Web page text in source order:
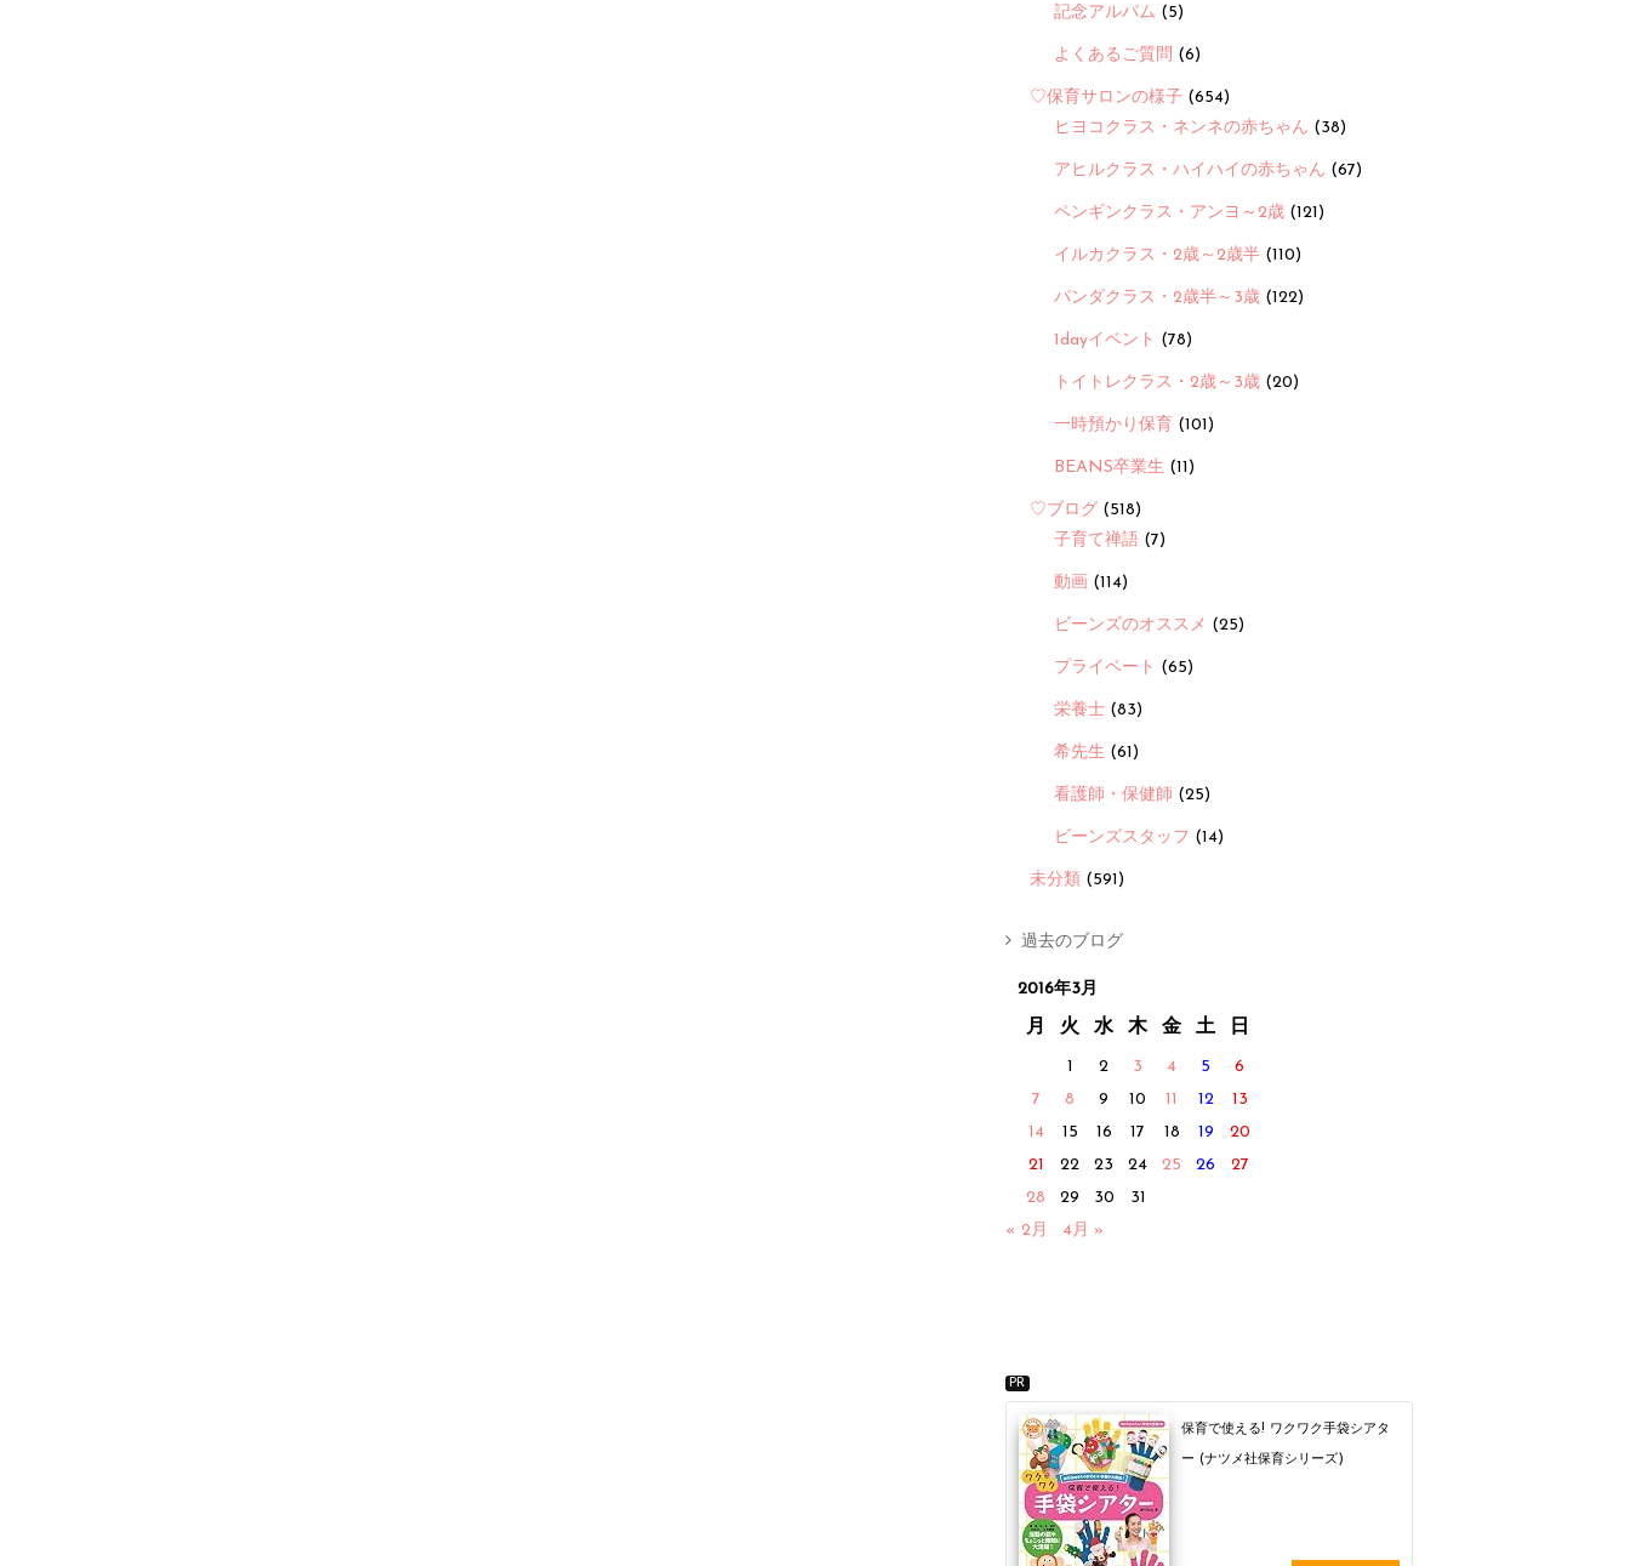
記念アルバム (5)
よくあるご質問 (6)
♡保育サロンの様子 (654)
ヒヨコクラス・ネンネの赤ちゃん (38)
アヒルクラス・ハイハイの赤ちゃん (67)
ペンギンクラス・アンヨ～2歳 (121)
イルカクラス・2歳～2歳半 (110)
パンダクラス・2歳半～3歳 (122)
1dayイベント (78)
トイトレクラス・2歳～3歳 (20)
一時預かり保育 (101)
BEANS卒業生 (11)
♡ブログ (518)
子育て禅語 (7)
動画 (114)
ビーンズのオススメ (25)
プライベート (65)
栄養士 (83)
希先生 (61)
看護師・保健師 (25)
ビーンズスタッフ (14)
未分類 (591)
過去のブログ
2016年3月
月 火 水 木 金 土 日
1 2 3 4 5
6
7
8 9 10 11 12
13
14
15 16 17 18 19
20
21
22 23 24 25 26
27
28
29 30
31
« 2月
4月 »
PR
保育で使える! ワクワク手袋シアタ
ー (ナツメ社保育シリーズ)